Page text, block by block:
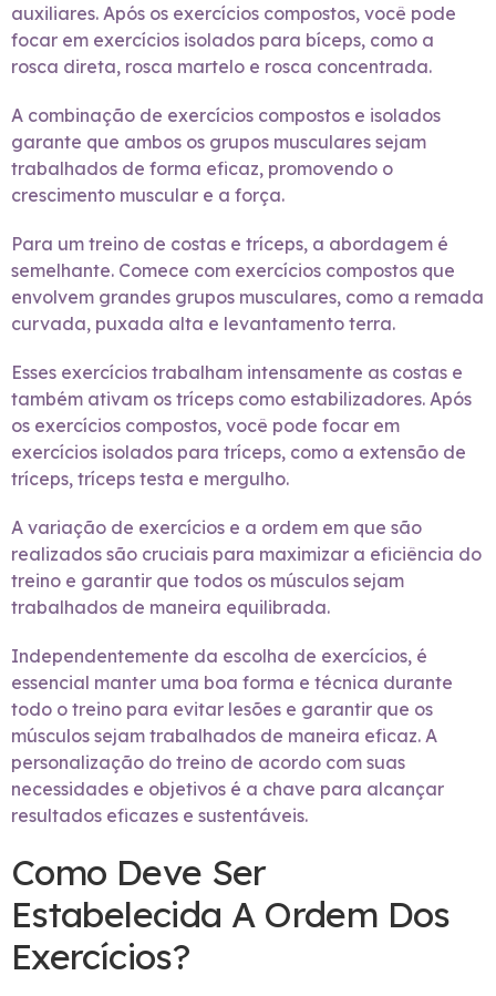
auxiliares. Após os exercícios compostos, você pode
focar em exercícios isolados para bíceps, como a
rosca direta, rosca martelo e rosca concentrada.
A combinação de exercícios compostos e isolados
garante que ambos os grupos musculares sejam
trabalhados de forma eficaz, promovendo o
crescimento muscular e a força.
Para um treino de costas e tríceps, a abordagem é
semelhante. Comece com exercícios compostos que
envolvem grandes grupos musculares, como a remada
curvada, puxada alta e levantamento terra.
Esses exercícios trabalham intensamente as costas e
também ativam os tríceps como estabilizadores. Após
os exercícios compostos, você pode focar em
exercícios isolados para tríceps, como a extensão de
tríceps, tríceps testa e mergulho.
A variação de exercícios e a ordem em que são
realizados são cruciais para maximizar a eficiência do
treino e garantir que todos os músculos sejam
trabalhados de maneira equilibrada.
Independentemente da escolha de exercícios, é
essencial manter uma boa forma e técnica durante
todo o treino para evitar lesões e garantir que os
músculos sejam trabalhados de maneira eficaz. A
personalização do treino de acordo com suas
necessidades e objetivos é a chave para alcançar
resultados eficazes e sustentáveis.
Como Deve Ser
Estabelecida A Ordem Dos
Exercícios?